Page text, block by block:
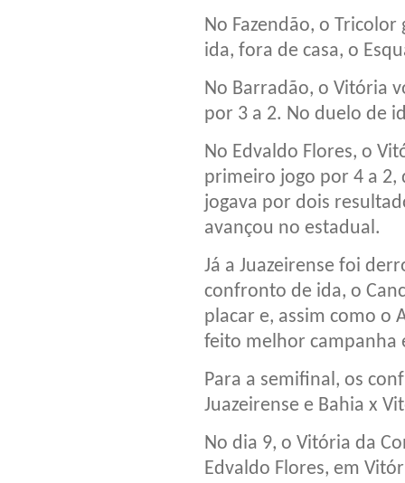
No Fazendão, o
ida, fora de casa, o
No Barradão, o Vitória
por 3 a 2. No duelo de
No Edvaldo Flores, o
primeiro jogo por 4 a
jogava por dois
avançou no estadual.
Já a Juazeirense foi
confronto de ida, o
placar e, assim como o
feito melhor campanha
Para a semifinal, os
Juazeirense e Bahia x
No dia 9, o Vitória da
Edvaldo Flores, em